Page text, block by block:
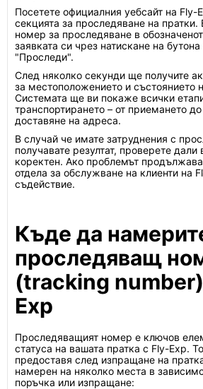
Посетете официалния уебсайт на Fly-
секцията за проследяване на пратки.
номер за проследяване в
заявката си чрез натискане на
"Проследи".
След няколко секунди ще получите
за местоположението и състоянието
Системата ще ви покаже всички
транспортирането – от приемането
доставяне на адреса.
В случай че имате затруднения с
получавате резултат, проверете
коректен. Ако проблемът
отдела за обслужване на клиенти на
съдействие.
Къде да
проследяващ
(tracking
Exp
Проследяващият номер е ключов
статуса на вашата пратка с Fly-Exp.
предоставя след изпращане на
намерен на няколко места в
поръчка или изпращане: